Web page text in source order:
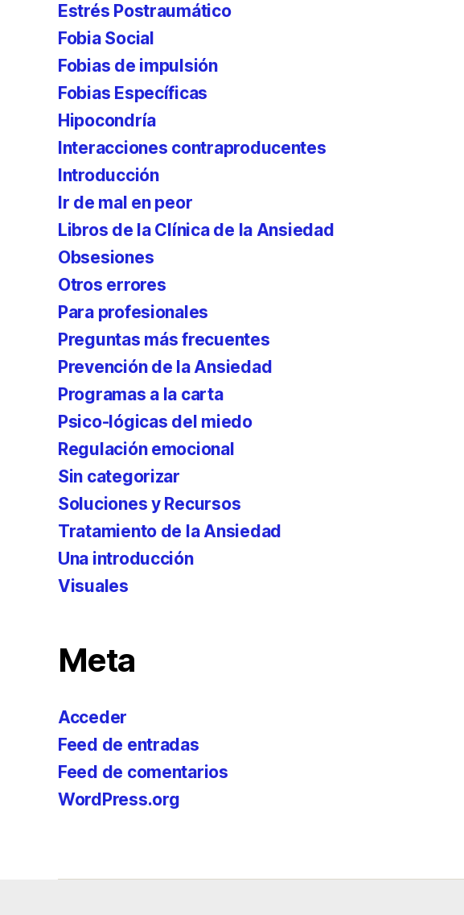
Estrés Postraumático
Fobia Social
Fobias de impulsión
Fobias Específicas
Hipocondría
Interacciones contraproducentes
Introducción
Ir de mal en peor
Libros de la Clínica de la Ansiedad
Obsesiones
Otros errores
Para profesionales
Preguntas más frecuentes
Prevención de la Ansiedad
Programas a la carta
Psico-lógicas del miedo
Regulación emocional
Sin categorizar
Soluciones y Recursos
Tratamiento de la Ansiedad
Una introducción
Visuales
Meta
Acceder
Feed de entradas
Feed de comentarios
WordPress.org